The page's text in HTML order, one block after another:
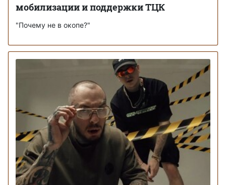
мобилизации и поддержки ТЦК
"Почему не в окопе?"